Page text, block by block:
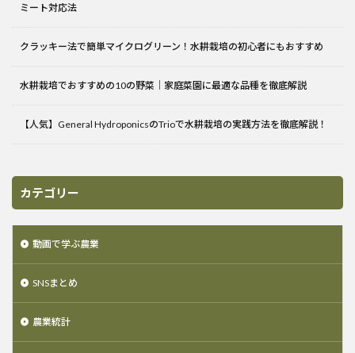
ミート対応法
クラッキー法で簡単マイクログリーン！水耕栽培の初心者にもおすすめ
水耕栽培でおすすめの10の野菜｜家庭菜園に最適な品種を徹底解説
【人気】General HydroponicsのTrioで水耕栽培の実践方法を徹底解説！
カテゴリー
動画で学ぶ農業
SNSまとめ
農業統計